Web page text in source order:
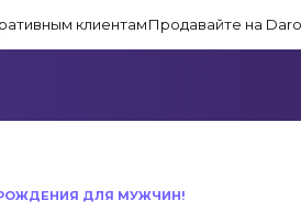
клиентамПродавайте на
ДЛЯ МУЖЧИН!